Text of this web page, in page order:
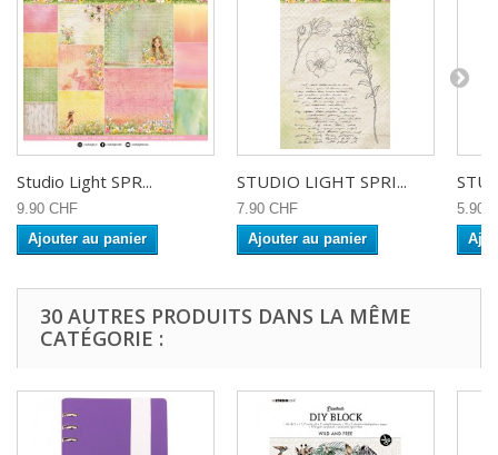
Studio Light SPR...
9.90 CHF
Ajouter au panier
STUDIO LIGHT SPRI...
7.90 CHF
Ajouter au panier
5.90
30 AUTRES PRODUITS DANS LA MÊME
CATÉGORIE :